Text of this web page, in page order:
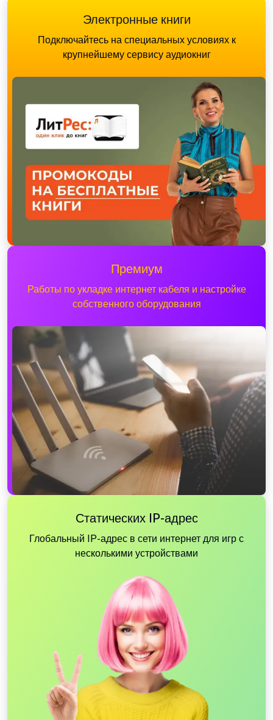
Электронные книги
Подключайтесь на специальных условиях к
крупнейшему сервису аудиокниг
Премиум
Работы по укладке интернет кабеля и настройке
собственного оборудования
Статических IP-адрес
Глобальный IP-адрес в сети интернет для игр с
несколькими устройствами